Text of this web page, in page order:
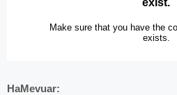
HaMevuar: